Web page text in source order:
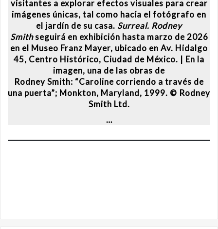
visitantes a explorar efectos visuales para crear
imágenes únicas, tal como hacía el fotógrafo en
el jardín de su casa. Surreal. Rodney
Smithseguirá en exhibición hasta marzo de 2026
en el Museo Franz Mayer, ubicado en Av. Hidalgo
45, Centro Histórico, Ciudad de México. | En la
imagen, una de las obras de
Rodney Smith: “Caroline corriendo a través de
una puerta”; Monkton, Maryland, 1999. © Rodney
Smith Ltd.
…